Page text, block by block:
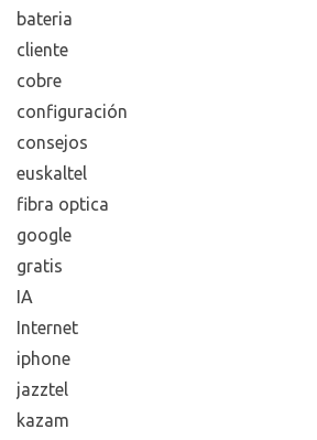
bateria
cliente
cobre
configuración
consejos
euskaltel
fibra optica
google
gratis
IA
Internet
iphone
jazztel
kazam